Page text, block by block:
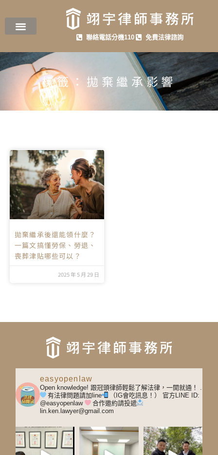
聯絡電話分機110 免費法律諮詢
標籤：拋棄繼承影響
拋棄繼承後還能領什麼？
一篇文搞懂勞保、勞退、
喪葬津貼哪些可以？
2025 年 5 月 29 日
easyopenlaw
Open knowledge! 跟冠頭律師輕鬆了解法律，一開就通！
有法律問題請加line
（IG會吃訊息！）
官方LINE ID:
@easyopenlaw
合作邀約請投遞
lin.ken.lawyer@gmail.com